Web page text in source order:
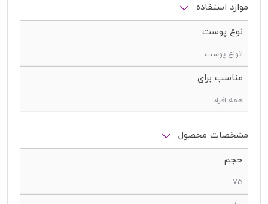
موارد استفاده
نوع پوست
انواع پوست
مناسب برای
همه افراد
مشخصات محصول
حجم
75